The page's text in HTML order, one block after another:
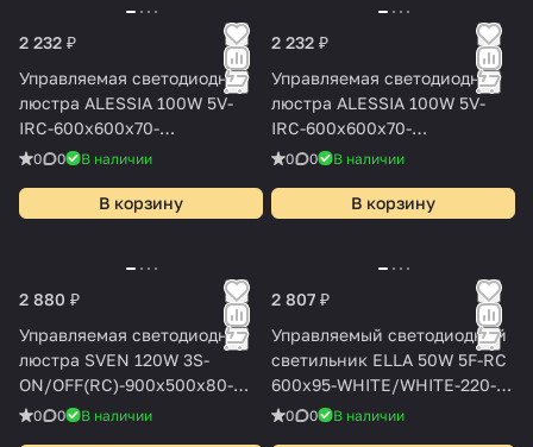
2 232 ₽
Управляемая светодиодная
люстра ALESSIA 100W 5V-
IRC-600x600x70-
BLACK/WHITE-220-IP20
0 0 В наличии
В корзину
2 232 ₽
Управляемая светодиодная
люстра ALESSIA 100W 5V-
IRC-600x600x70-
WHITE/WHITE-220-IP20
0 0 В наличии
В корзину
2 880 ₽
Управляемая светодиодная
люстра SVEN 120W 3S-
ON/OFF(RC)-900x500x80-
BLACK/WHITE-220-IP20
0 0 В наличии
2 807 ₽
Управляемый светодиодный
светильник ELLA 50W 5F-RC
600x95-WHITE/WHITE-220-
IP20
0 0 В наличии